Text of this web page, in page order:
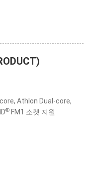
Athlon Dual-core,
® FM1 소켓 지원